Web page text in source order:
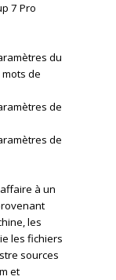
7 Pro
du
de
de
de
à un
les
les fichiers
sources
et